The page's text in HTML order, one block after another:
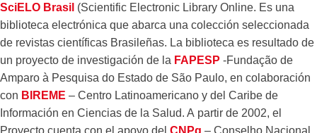
SciELO Brasil (Scientific Electronic Library Online. Es una
biblioteca electrónica que abarca una colección seleccionada
de revistas científicas Brasileñas. La biblioteca es resultado de
un proyecto de investigación de la FAPESP -Fundação de
Amparo à Pesquisa do Estado de São Paulo, en colaboración
con BIREME – Centro Latinoamericano y del Caribe de
Información en Ciencias de la Salud. A partir de 2002, el
Proyecto cuenta con el apoyo del CNPq – Conselho Nacional